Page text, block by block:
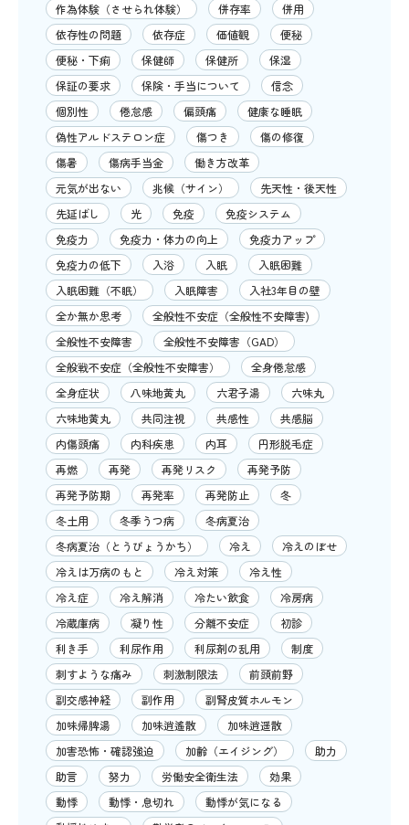
作為体験（させられ体験）
併存率
併用
依存性の問題
依存症 価値観
便秘
便秘・下痢
保健師 保健所
保湿
保証の要求
保険・手当について
信念
個別性
倦怠感 偏頭痛
健康な睡眠
偽性アルドステロン症
傷つき
傷の修復
傷暑
傷病手当金
働き方改革
元気が出ない
兆候（サイン）
先天性・後天性
先延ばし
光 免疫
免疫システム
免疫力
免疫力・体力の向上
免疫力アップ
免疫力の低下
入浴 入眠
入眠困難
入眠困難（不眠）
入眠障害
入社3年目の壁
全か無か思考
全般性不安症（全般性不安障害)
全般性不安障害
全般性不安障害（GAD）
全般戦不安症（全般性不安障害）
全身倦怠感
全身症状
八味地黄丸 六君子湯
六味丸
六味地黄丸
共同注視 共感性
共感脳
内傷頭痛
内科疾患 内耳
円形脱毛症
再燃
再発 再発リスク
再発予防
再発予防期
再発率 再発防止
冬
冬土用
冬季うつ病
冬病夏治
冬病夏治（とうびょうかち）
冷え
冷えのぼせ
冷えは万病のもと
冷え対策
冷え性
冷え症
冷え解消 冷たい飲食
冷房病
冷蔵庫病
凝り性 分離不安症
初診
利き手
利尿作用 利尿剤の乱用
制度
刺すような痛み
刺激制限法
前頭前野
副交感神経
副作用
副腎皮質ホルモン
加味帰脾湯
加味逍遙散
加味逍遥散
加害恐怖・確認強迫
加齢（エイジング）
助力
助言
努力 労働安全衛生法
効果
動悸
動悸・息切れ
動悸が気になる